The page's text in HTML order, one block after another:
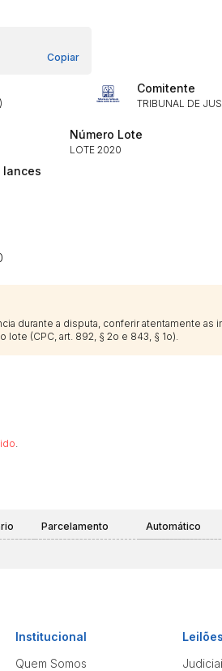
Copiar
Comitente
TRIBUNAL DE
Número Lote
LOTE 2020
lances
durante a disputa, conferir atentamente as
lote (CPC, art. 892, § 2o e 843, § 1o).
.
Parcelamento Automático
Proposta
14/04/
14/04/
14/04/
Institucional
Quem Somos
Leilões